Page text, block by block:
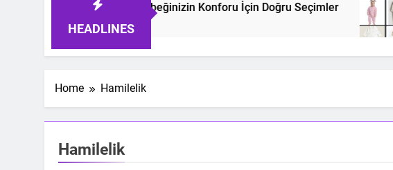
HEADLINES
Uyku Tulumları: Bebeğinizin Konforu İçin Doğru Seçimler
2
Home Hamilelik
Hamilelik